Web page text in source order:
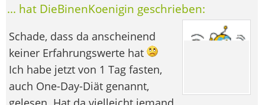
... hat DieBinenKoenigin geschrieben:
Schade, dass da anscheinend
keiner Erfahrungswerte hat
Ich habe jetzt von 1 Tag fasten,
auch One-Day-Diät genannt,